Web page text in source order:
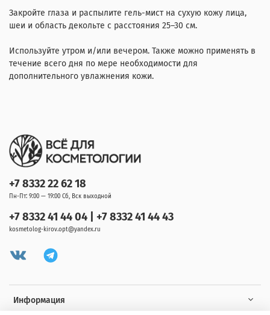
Закройте глаза и распылите гель-мист на сухую кожу лица,
шеи и область декольте с расстояния 25–30 см.
Используйте утром и/или вечером. Также можно применять в
течение всего дня по мере необходимости для
дополнительного увлажнения кожи.
Информация
+7 8332 22 62 18
Пн-Пт: 9:00 — 19:00 Сб, Вск выходной
+7 8332 41 44 04 | +7 8332 41 44 43
kosmetolog-kirov.opt@yandex.ru